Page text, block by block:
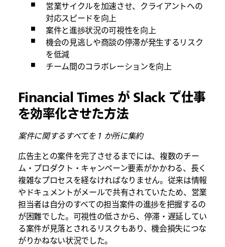
営業サイクルを加速させ、クライアントへの
対応スピードを向上
案件と進捗状況の可視性を向上
機会の見逃しや商談の停滞が発生するリスク
を低減
チーム間のコラボレーションを向上
Financial Times が Slack で仕事
を効率化させた方法
案件に関するすべてを 1 か所に集約
広告主との案件を完了させるまでには、複数のチー
ム・プロダクト・キャンペーン要素がかかわる、長く
複雑なプロセスを経なければなりません。従来は情報
やドキュメントがメールで共有されていたため、営業
担当者は自分のすべての担当案件の進捗を把握するの
が困難でした。可視性の低さから、停滞・遅延してい
る案件が見落とされるリスクもあり、機会損失につな
がりかねない状況でした。